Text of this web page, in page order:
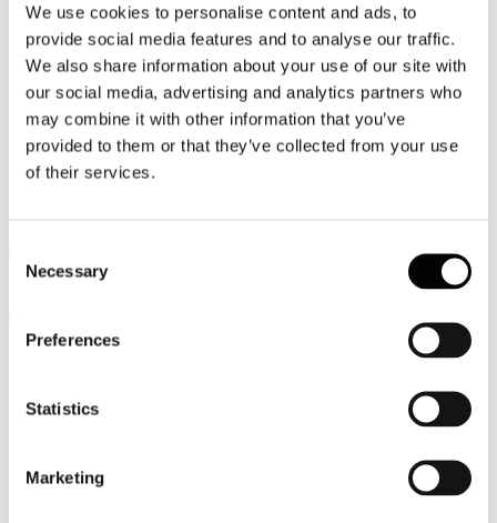
We use cookies to personalise content and ads, to
provide social media features and to analyse our traffic.
We also share information about your use of our site with
our social media, advertising and analytics partners who
may combine it with other information that you’ve
provided to them or that they’ve collected from your use
of their services.
Selection
Necessary
Preferences
Statistics
Marketing
Video
Articoli e Interviste
Contatti
Tel. +39 320 57 80 986
Email segreteria@federturismo.it
Ricordami